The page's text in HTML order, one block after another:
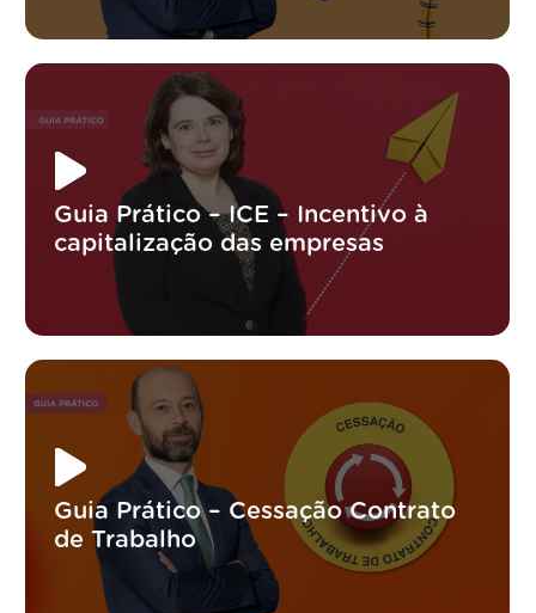
Guia Prático – ICE – Incentivo à
capitalização das empresas
Guia Prático – Cessação Contrato
de Trabalho